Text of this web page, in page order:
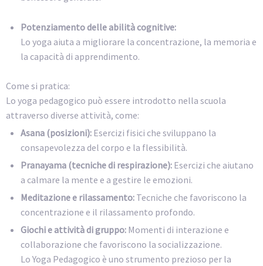
Potenziamento delle abilità cognitive:
Lo yoga aiuta a migliorare la concentrazione, la memoria e
la capacità di apprendimento.
Come si pratica:
Lo yoga pedagogico può essere introdotto nella scuola
attraverso diverse attività, come:
Asana (posizioni): Esercizi fisici che sviluppano la
consapevolezza del corpo e la flessibilità.
Pranayama (tecniche di respirazione): Esercizi che aiutano
a calmare la mente e a gestire le emozioni.
Meditazione e rilassamento: Tecniche che favoriscono la
concentrazione e il rilassamento profondo.
Giochi e attività di gruppo: Momenti di interazione e
collaborazione che favoriscono la socializzazione.
Lo Yoga Pedagogico è uno strumento prezioso per la